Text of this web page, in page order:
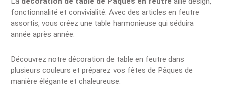
fonctionnalité et convivialité. Avec des articles en feutre
assortis, vous créez une table harmonieuse qui séduira
année après année.
Découvrez notre décoration de table en feutre dans
plusieurs couleurs et préparez vos fêtes de Pâques de
manière élégante et chaleureuse.